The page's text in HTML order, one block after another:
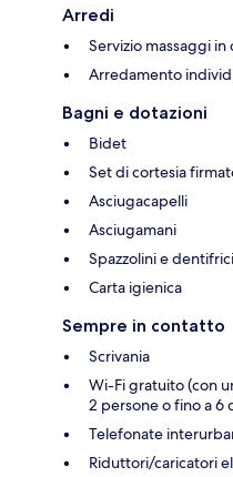
Arredi
Servizio massaggi in
Arredamento
Bagni e dotazioni
Bidet
Set di cortesia
Asciugacapelli
Asciugamani
Spazzolini e
Carta igienica
Sempre in contatto
Scrivania
Wi-Fi gratuito (con
2 persone o fino a 6
Telefonate
Riduttori/caricatori